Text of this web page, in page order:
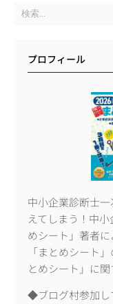
プロフィール
中小企業診断士
えてしまう！中
めシート」著者に
「まとめシート
とめシート」に関
◆ブログ村参加